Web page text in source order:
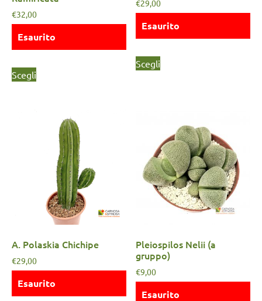
€32,00
Esaurito
Scegli
€29,00
Esaurito
Scegli
A. Polaskia Chichipe
€29,00
Esaurito
Pleiospilos Nelii (a
gruppo)
€9,00
Esaurito